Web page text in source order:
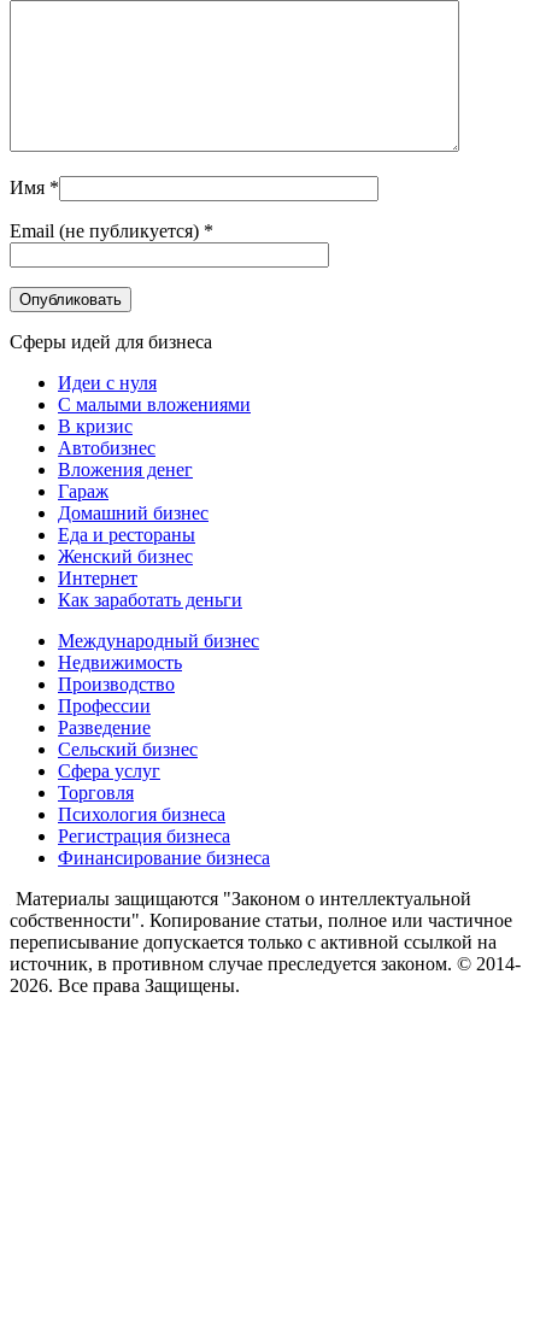
Имя *
Email (не публикуется) *
Сферы идей для бизнеса
Идеи с нуля
С малыми вложениями
В кризис
Автобизнес
Вложения денег
Гараж
Домашний бизнес
Еда и рестораны
Женский бизнес
Интернет
Как заработать деньги
Международный бизнес
Недвижимость
Производство
Профессии
Разведение
Сельский бизнес
Сфера услуг
Торговля
Психология бизнеса
Регистрация бизнеса
Финансирование бизнеса
Материалы защищаются "Законом о интеллектуальной
собственности". Копирование статьи, полное или частичное
переписывание допускается только с активной ссылкой на
источник, в противном случае преследуется законом. © 2014-
2026. Все права Защищены.